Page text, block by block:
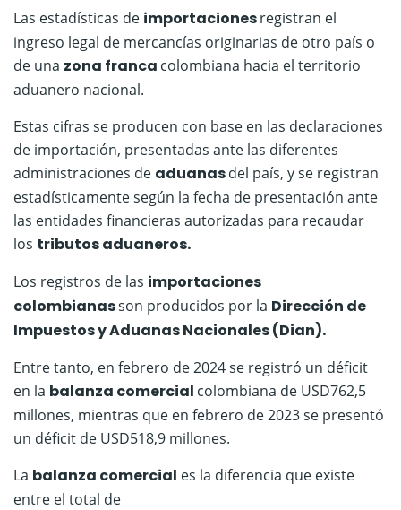
Las estadísticas de importacionesregistran el
ingreso legal de mercancías originarias de otro país o
de una zona franca colombiana hacia el territorio
aduanero nacional.
Estas cifras se producen con base en las declaraciones
de importación, presentadas ante las diferentes
administraciones de aduanasdel país, y se registran
estadísticamente según la fecha de presentación ante
las entidades financieras autorizadas para recaudar
los tributos aduaneros.
Los registros de las importaciones
colombianasson producidos por la Dirección de
Impuestos y Aduanas Nacionales (Dian).
Entre tanto, en febrero de 2024 se registró un déficit
en la balanza comercial colombiana de USD762,5
millones, mientras que en febrero de 2023 se presentó
un déficit de USD518,9 millones.
La balanza comercial es la diferencia que existe
entre el total de